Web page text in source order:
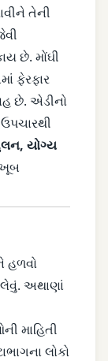
તેની
છે. મોંઘી
ફેરફાર
છે. એડીનો
યોગ્ય
ખૂબ
હળવો
લેવું. અથાણાં
માહિતી
લોકો